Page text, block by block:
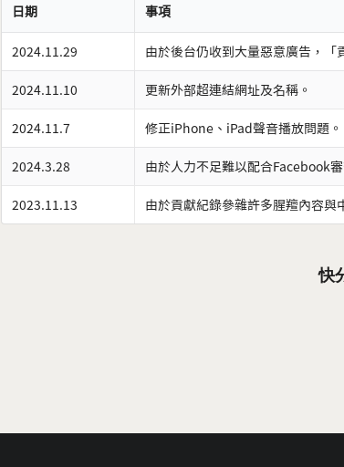
日期
事項
2024.11.29 由於後台仍收到大量惡意廣告，「
2024.11.10 更新外部超連結網址及名稱。
2024.11.7 修正iPhone、iPad聲音播放問題。
2024.3.28 由於人力不足難以配合Facebook
2023.11.13 由於貢獻紀錄參雜許多腥羶內容與
快